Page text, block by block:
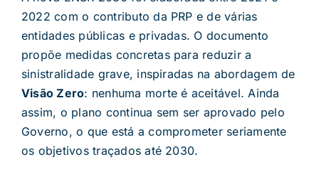
2022 com o contributo da PRP e de várias
entidades públicas e privadas. O documento
propõe medidas concretas para reduzir a
sinistralidade grave, inspiradas na abordagem de
Visão Zero: nenhuma morte é aceitável. Ainda
assim, o plano continua sem ser aprovado pelo
Governo, o que está a comprometer seriamente
os objetivos traçados até 2030.